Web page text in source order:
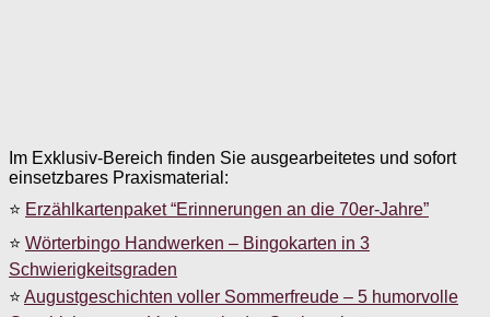
Im Exklusiv-Bereich finden Sie ausgearbeitetes und sofort
einsetzbares Praxismaterial:
⭐ Erzählkartenpaket “Erinnerungen an die 70er-Jahre”
⭐ Wörterbingo Handwerken – Bingokarten in 3
Schwierigkeitsgraden
⭐ Augustgeschichten voller Sommerfreude – 5 humorvolle